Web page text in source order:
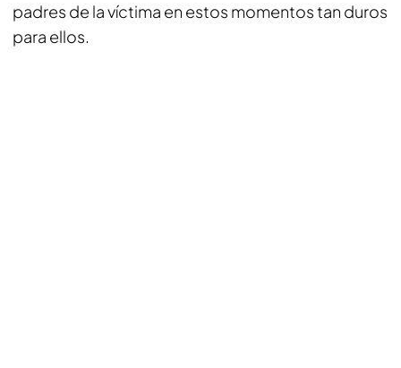
padres de la víctima en estos momentos tan duros
para ellos.